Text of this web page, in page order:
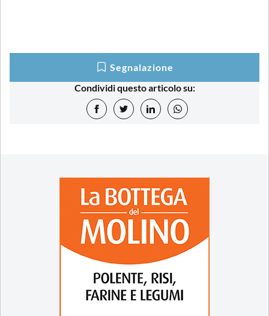
Segnalazione
Condividi questo articolo su: